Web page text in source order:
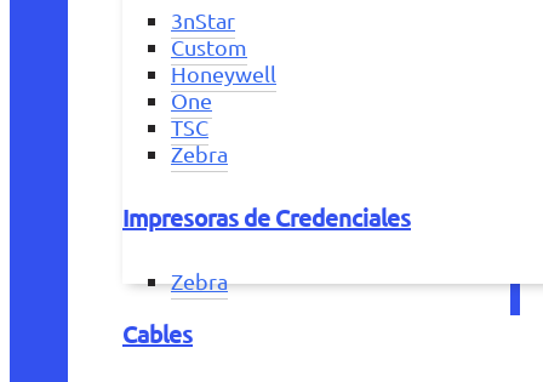
3nStar
Custom
Honeywell
One
TSC
Zebra
Impresoras de Credenciales
Zebra
Cables